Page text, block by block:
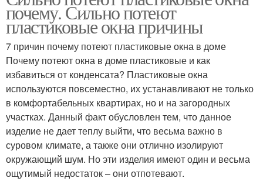
почему. Сильно потеют
пластиковые окна причины
7 причин почему потеют пластиковые окна в доме
Почему потеют окна в доме пластиковые и как
избавиться от конденсата? Пластиковые окна
используются повсеместно, их устанавливают не только
в комфортабельных квартирах, но и на загородных
участках. Данный факт обусловлен тем, что данное
изделие не дает теплу выйти, что весьма важно в
суровом климате, а также они отлично изолируют
окружающий шум. Но эти изделия имеют один и весьма
ощутимый недостаток – они отпотевают.